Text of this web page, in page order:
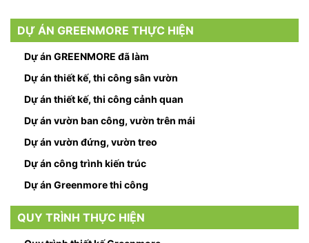
DỰ ÁN GREENMORE THỰC HIỆN
Dự án GREENMORE đã làm
Dự án thiết kế, thi công sân vườn
Dự án thiết kế, thi công cảnh quan
Dự án vườn ban công, vườn trên mái
Dự án vườn đứng, vườn treo
Dự án công trình kiến trúc
Dự án Greenmore thi công
QUY TRÌNH THỰC HIỆN